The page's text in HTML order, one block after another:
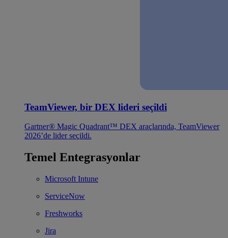
TeamViewer, bir DEX lideri seçildi
Gartner® Magic Quadrant™ DEX araçlarında, TeamViewer
2026’de lider seçildi.
Temel Entegrasyonlar
Microsoft Intune
ServiceNow
Freshworks
Jira